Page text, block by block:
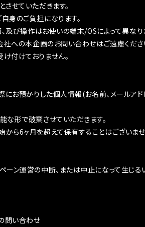
せていただきます。
身のご負担になります。
及び操作はお使いの端末/OSによって異なり
への本企画のお問い合わせはご遠慮くださ
付けておりません。
にお預かりした個人情報(お名前、メールア
な形で破棄させていただきます。
ら6ヶ月を超えて保有することはございませ
ーン運営の中断、または中止になって生じ
問い合わせ